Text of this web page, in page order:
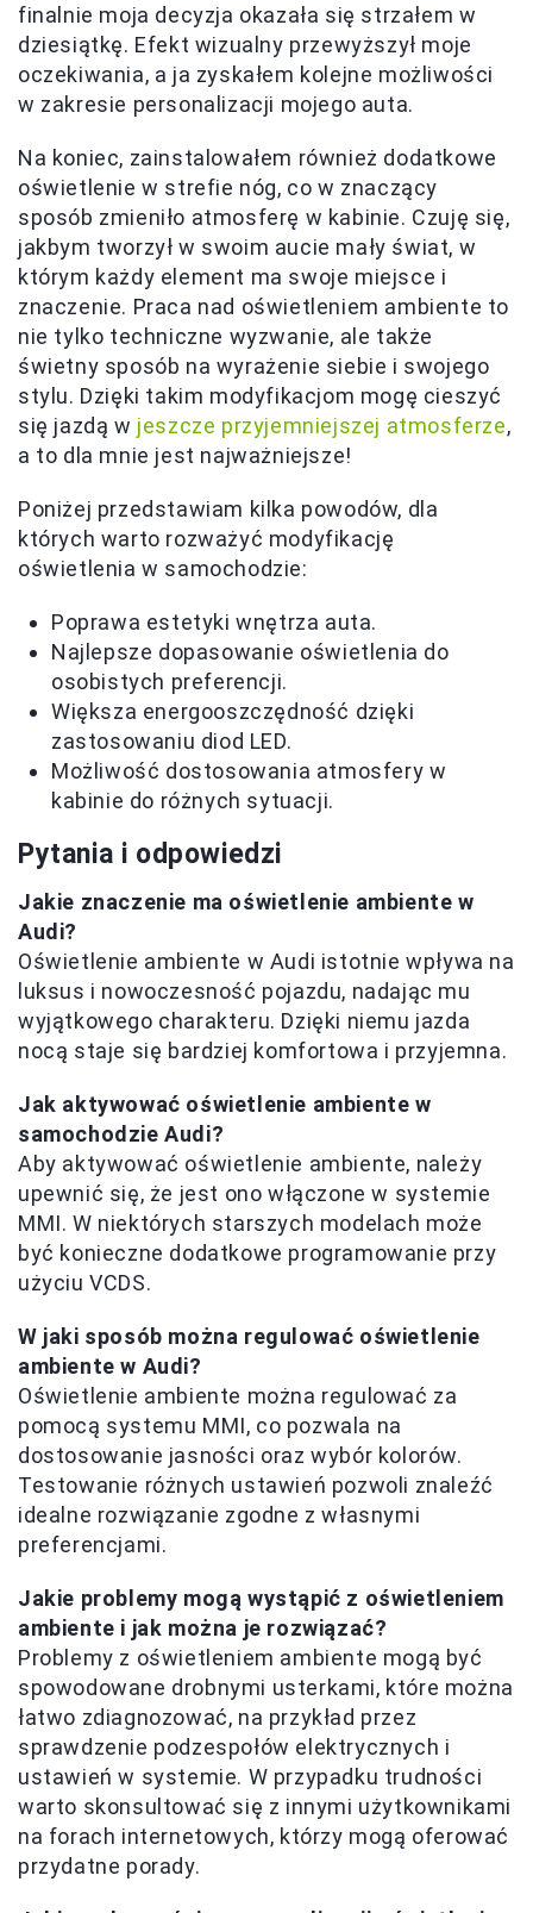
finalnie moja decyzja okazała się strzałem w
dziesiątkę. Efekt wizualny przewyższył moje
oczekiwania, a ja zyskałem kolejne możliwości
w zakresie personalizacji mojego auta.
Na koniec, zainstalowałem również dodatkowe
oświetlenie w strefie nóg, co w znaczący
sposób zmieniło atmosferę w kabinie. Czuję się,
jakbym tworzył w swoim aucie mały świat, w
którym każdy element ma swoje miejsce i
znaczenie. Praca nad oświetleniem ambiente to
nie tylko techniczne wyzwanie, ale także
świetny sposób na wyrażenie siebie i swojego
stylu. Dzięki takim modyfikacjom mogę cieszyć
się jazdą w jeszcze przyjemniejszej atmosferze,
a to dla mnie jest najważniejsze!
Poniżej przedstawiam kilka powodów, dla
których warto rozważyć modyfikację
oświetlenia w samochodzie:
Poprawa estetyki wnętrza auta.
Najlepsze dopasowanie oświetlenia do
osobistych preferencji.
Większa energooszczędność dzięki
zastosowaniu diod LED.
Możliwość dostosowania atmosfery w
kabinie do różnych sytuacji.
Pytania i odpowiedzi
Jakie znaczenie ma oświetlenie ambiente w
Audi?
Oświetlenie ambiente w Audi istotnie wpływa na
luksus i nowoczesność pojazdu, nadając mu
wyjątkowego charakteru. Dzięki niemu jazda
nocą staje się bardziej komfortowa i przyjemna.
Jak aktywować oświetlenie ambiente w
samochodzie Audi?
Aby aktywować oświetlenie ambiente, należy
upewnić się, że jest ono włączone w systemie
MMI. W niektórych starszych modelach może
być konieczne dodatkowe programowanie przy
użyciu VCDS.
W jaki sposób można regulować oświetlenie
ambiente w Audi?
Oświetlenie ambiente można regulować za
pomocą systemu MMI, co pozwala na
dostosowanie jasności oraz wybór kolorów.
Testowanie różnych ustawień pozwoli znaleźć
idealne rozwiązanie zgodne z własnymi
preferencjami.
Jakie problemy mogą wystąpić z oświetleniem
ambiente i jak można je rozwiązać?
Problemy z oświetleniem ambiente mogą być
spowodowane drobnymi usterkami, które można
łatwo zdiagnozować, na przykład przez
sprawdzenie podzespołów elektrycznych i
ustawień w systemie. W przypadku trudności
warto skonsultować się z innymi użytkownikami
na forach internetowych, którzy mogą oferować
przydatne porady.